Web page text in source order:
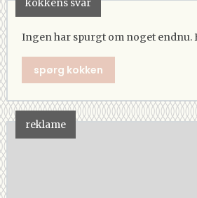
kokkens svar
Ingen har spurgt om noget endnu.
spørg kokken
reklame